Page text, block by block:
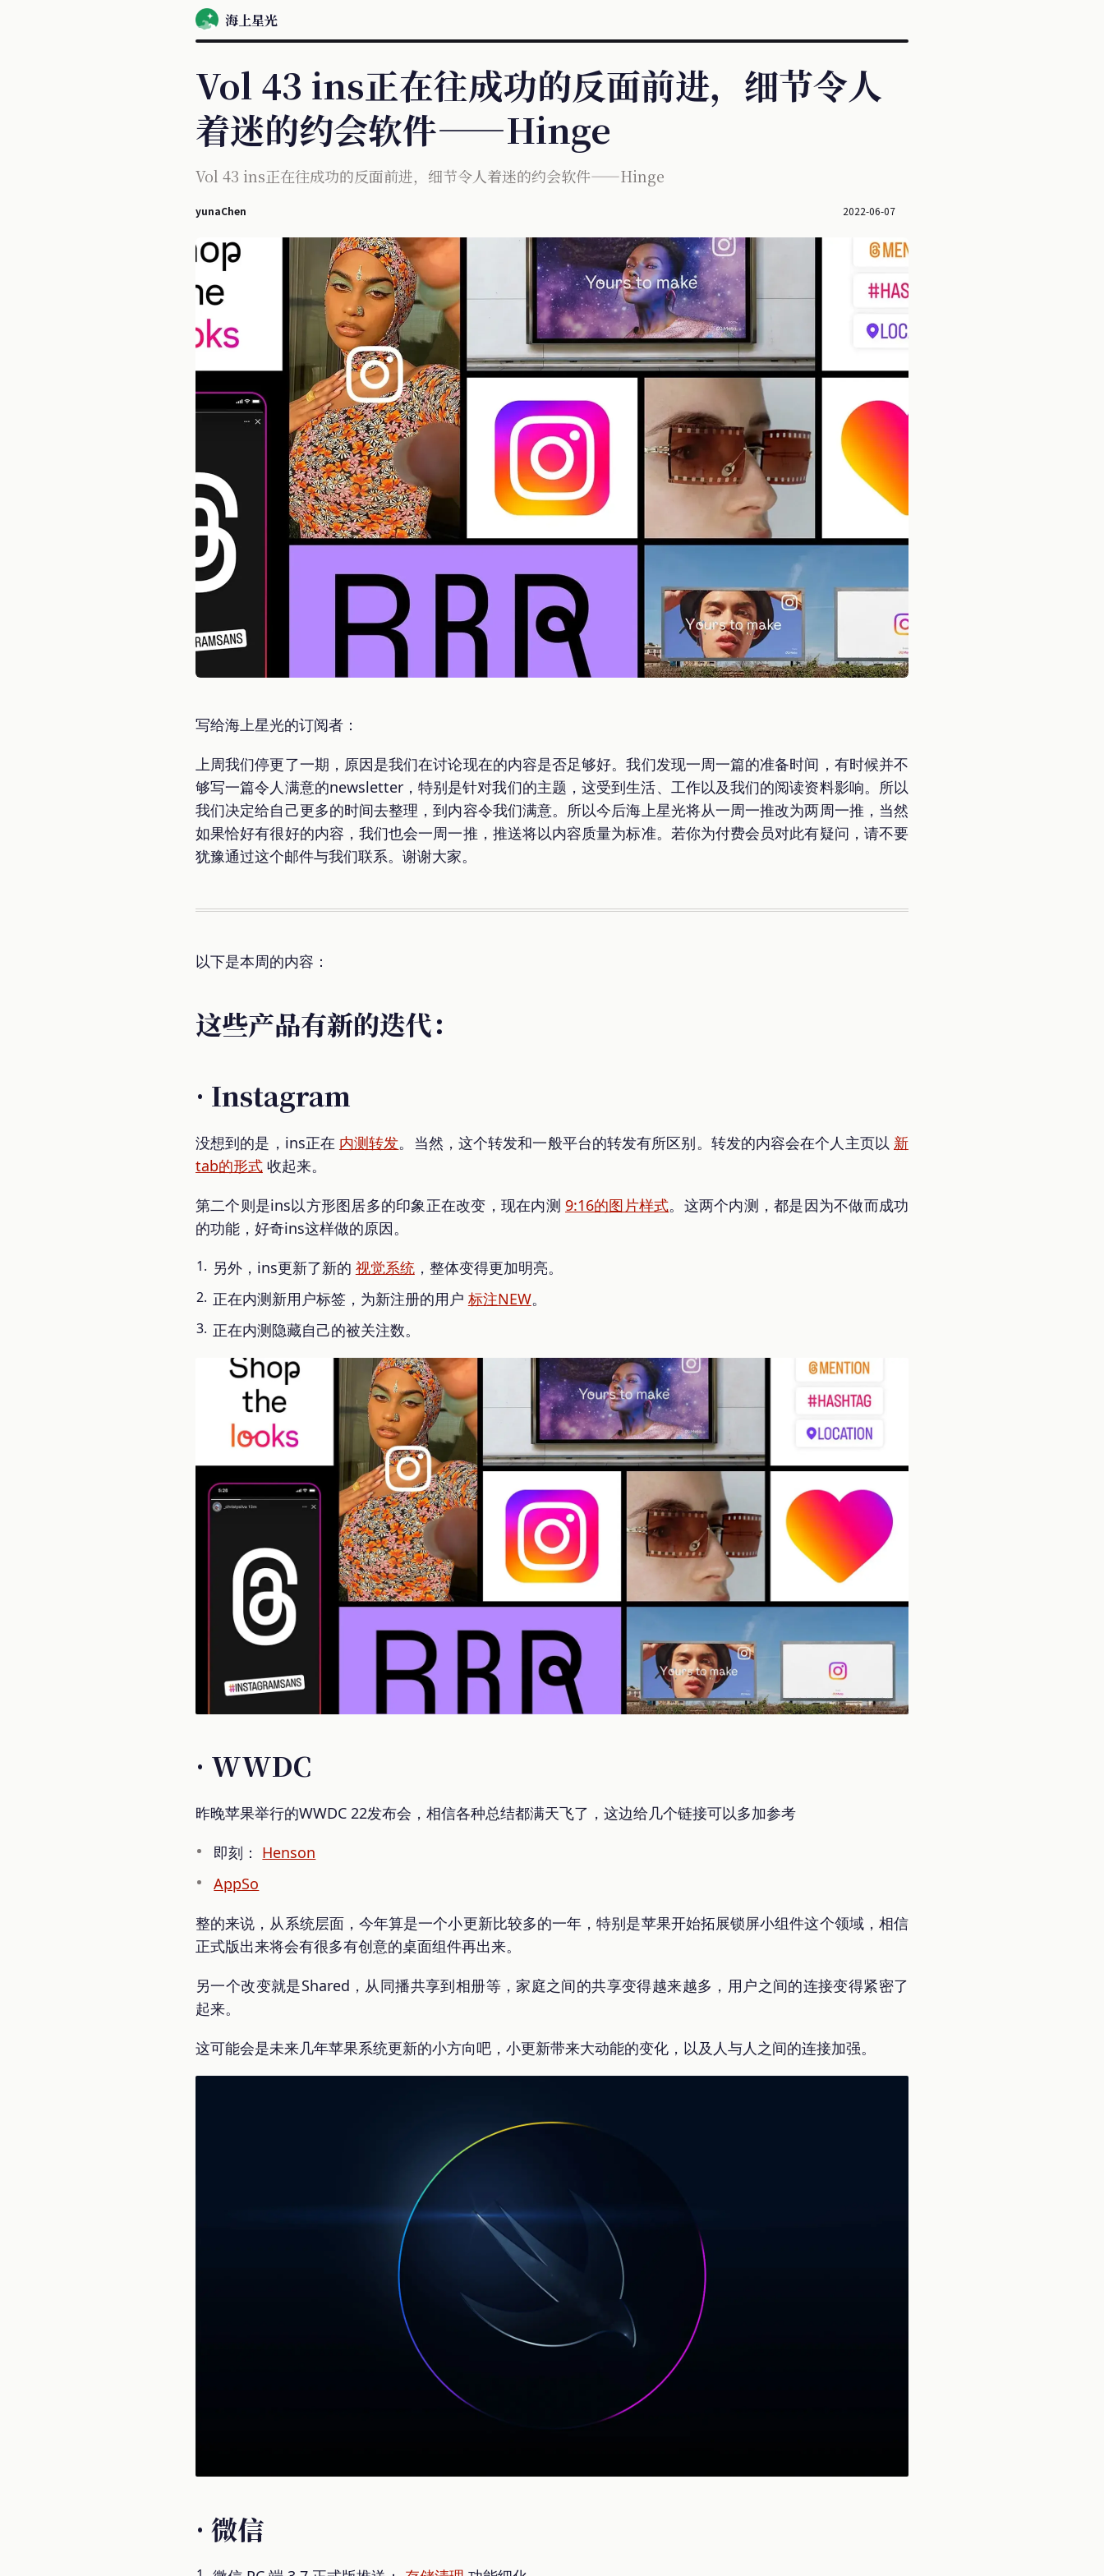
海上星光
Vol 43 ins正在往成功的反面前进，细节令人
着迷的约会软件——Hinge
Vol 43 ins正在往成功的反面前进，细节令人着迷的约会软件——Hinge
yunaChen 2022-06-07
写给海上星光的订阅者：
上周我们停更了一期，原因是我们在讨论现在的内容是否足够好。我们发现一周一篇的准备时间，有时候并不
够写一篇令人满意的newsletter，特别是针对我们的主题，这受到生活、工作以及我们的阅读资料影响。所以
我们决定给自己更多的时间去整理，到内容令我们满意。所以今后海上星光将从一周一推改为两周一推，当然
如果恰好有很好的内容，我们也会一周一推，推送将以内容质量为标准。若你为付费会员对此有疑问，请不要
犹豫通过这个邮件与我们联系。谢谢大家。
以下是本周的内容：
这些产品有新的迭代：
· Instagram
没想到的是，ins正在 内测转发。当然，这个转发和一般平台的转发有所区别。转发的内容会在个人主页以 新
tab的形式 收起来。
第二个则是ins以方形图居多的印象正在改变，现在内测 9:16的图片样式。这两个内测，都是因为不做而成功
的功能，好奇ins这样做的原因。
另外，ins更新了新的 视觉系统，整体变得更加明亮。
正在内测新用户标签，为新注册的用户 标注NEW。
正在内测隐藏自己的被关注数。
· WWDC
昨晚苹果举行的WWDC 22发布会，相信各种总结都满天飞了，这边给几个链接可以多加参考
即刻： Henson
AppSo
整的来说，从系统层面，今年算是一个小更新比较多的一年，特别是苹果开始拓展锁屏小组件这个领域，相信
正式版出来将会有很多有创意的桌面组件再出来。
另一个改变就是Shared，从同播共享到相册等，家庭之间的共享变得越来越多，用户之间的连接变得紧密了
起来。
这可能会是未来几年苹果系统更新的小方向吧，小更新带来大动能的变化，以及人与人之间的连接加强。
· 微信